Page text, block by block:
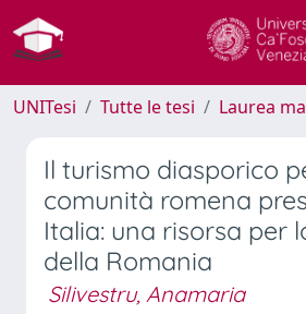
UNITesi Tutte le tesi Laurea
Il turismo diasporico
comunità romena
Italia: una risorsa per
della Romania
Silivestru, Anamaria